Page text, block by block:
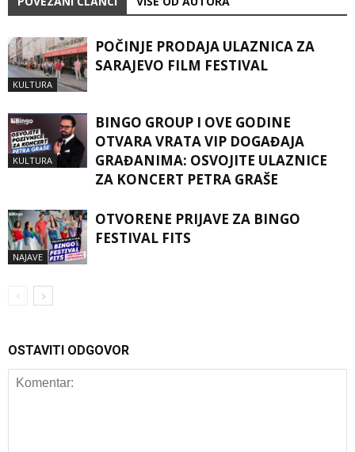
KULTURA
POČINJE PRODAJA ULAZNICA ZA
SARAJEVO FILM FESTIVAL
KULTURA
BINGO GROUP I OVE GODINE
OTVARA VRATA VIP DOGAĐAJA
GRAĐANIMA: OSVOJITE ULAZNICE
ZA KONCERT PETRA GRAŠE
NAJAVE
OTVORENE PRIJAVE ZA BINGO
FESTIVAL FITS
OSTAVITI ODGOVOR